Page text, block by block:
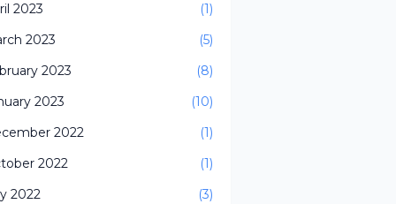
2023
(1)
2023
(5)
2023
(8)
2023
(10)
2022
(1)
2022
(1)
2022
(3)